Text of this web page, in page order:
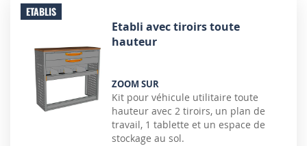
ETABLIS
Etabli avec tiroirs toute
hauteur
ZOOM SUR
Kit pour véhicule utilitaire toute
hauteur avec 2 tiroirs, un plan de
travail, 1 tablette et un espace de
stockage au sol.